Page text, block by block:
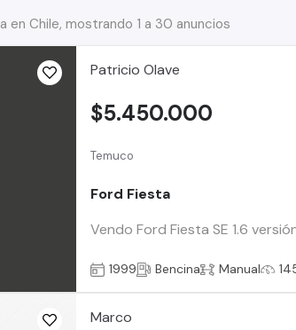
en Chile, mostrando 1 a 30 anuncios
Patricio Olave
Temuco
Ford Fiesta
Vendo Ford Fiesta SE 1.6
$5.450.000
1999 Bencina Manual
Marco